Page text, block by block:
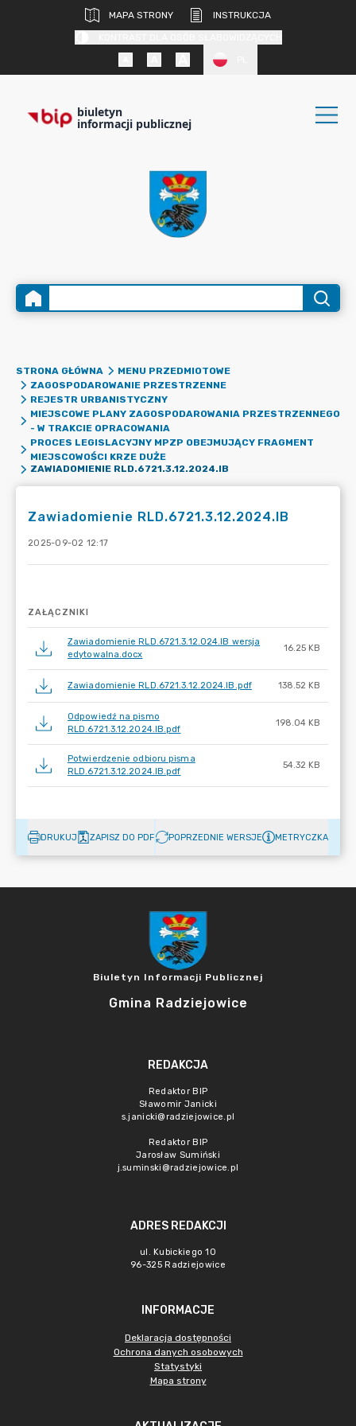
MAPA STRONY
INSTRUKCJA
biuletyn
informacji publicznej
STRONA GŁÓWNA
MENU PRZEDMIOTOWE
ZAGOSPODAROWANIE PRZESTRZENNE
REJESTR URBANISTYCZNY
MIEJSCOWE PLANY ZAGOSPODAROWANIA PRZESTRZENNEGO
- W TRAKCIE OPRACOWANIA
PROCES LEGISLACYJNY MPZP OBEJMUJĄCY FRAGMENT
MIEJSCOWOŚCI KRZE DUŻE
ZAWIADOMIENIE RLD.6721.3.12.2024.IB
Zawiadomienie RLD.6721.3.12.2024.IB
2025-09-02 12:17
ZAŁĄCZNIKI
Zawiadomienie RLD.6721.3.12.024.IB wersja
edytowalna.docx
16.25 KB
Zawiadomienie RLD.6721.3.12.2024.IB.pdf 138.52 KB
Odpowiedź na pismo
RLD.6721.3.12.2024.IB.pdf
198.04 KB
Potwierdzenie odbioru pisma
RLD.6721.3.12.2024.IB.pdf
54.32 KB
DRUKUJ ZAPISZ DO PDF POPRZEDNIE WERSJE METRYCZKA
Biuletyn Informacji Publicznej
Gmina Radziejowice
REDAKCJA
Redaktor BIP
Sławomir Janicki
s.janicki@radziejowice.pl
Redaktor BIP
Jarosław Sumiński
j.suminski@radziejowice.pl
ADRES REDAKCJI
ul. Kubickiego 10
96-325 Radziejowice
INFORMACJE
Deklaracja dostępności
Ochrona danych osobowych
Statystyki
Mapa strony